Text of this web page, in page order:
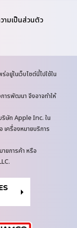
ามเป็นส่วนตัว
ยู่ในเว็บไซต์นี้ไปใช้ใน
การพัฒนา จึงอาจทำให้
ษัท Apple Inc. ใน
เครื่องหมายบริการ
ยการค้า หรือ